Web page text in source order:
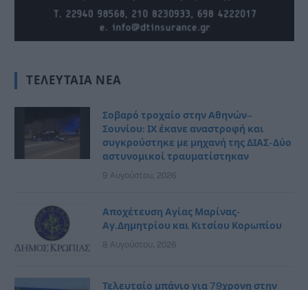
ΤΕΛΕΥΤΑΊΑ ΝΈΑ
Σοβαρό τροχαίο στην Αθηνών–
Σουνίου: ΙΧ έκανε αναστροφή και
συγκρούστηκε με μηχανή της ΔΙΑΣ- Δύο
αστυνομικοί τραυματίστηκαν
9 Αυγούστου, 2026
Αποχέτευση Αγίας Μαρίνας-
Αγ.Δημητρίου και Κιτσίου Κορωπίου
8 Αυγούστου, 2026
Τελευταίο μπάνιο για 79χρονη στην